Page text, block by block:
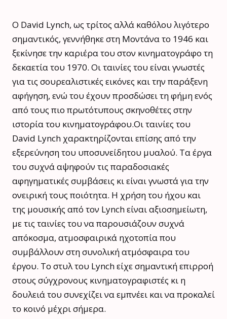
Ο David Lynch, ως τρίτος αλλά καθόλου λιγότερο
σημαντικός, γεννήθηκε στη Μοντάνα το 1946 και
ξεκίνησε την καριέρα του στον κινηματογράφο τη
δεκαετία του 1970. Οι ταινίες του είναι γνωστές
για τις σουρεαλιστικές εικόνες και την παράξενη
αφήγηση, ενώ του έχουν προσδώσει τη φήμη ενός
από τους πιο πρωτότυπους σκηνοθέτες στην
ιστορία του κινηματογράφου.Οι ταινίες του
David Lynch χαρακτηρίζονται επίσης από την
εξερεύνηση του υποσυνείδητου μυαλού. Τα έργα
του συχνά αψηφούν τις παραδοσιακές
αφηγηματικές συμβάσεις κι είναι γνωστά για την
ονειρική τους ποιότητα. Η χρήση του ήχου και
της μουσικής από τον Lynch είναι αξιοσημείωτη,
με τις ταινίες του να παρουσιάζουν συχνά
απόκοσμα, ατμοσφαιρικά ηχοτοπία που
συμβάλλουν στη συνολική ατμόσφαιρα του
έργου. Το στυλ του Lynch είχε σημαντική επιρροή
στους σύγχρονους κινηματογραφιστές κι η
δουλειά του συνεχίζει να εμπνέει και να προκαλεί
το κοινό μέχρι σήμερα.